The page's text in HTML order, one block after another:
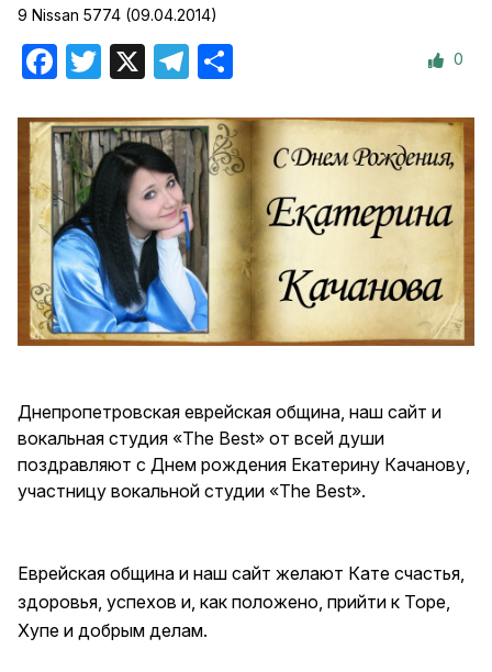
9 Nissan 5774 (09.04.2014)
Facebook
Twitter Telegram 0
Днепропетровская еврейская община, наш сайт и
вокальная студия «The Best» от всей души
поздравляют с Днем рождения Екатерину Качанову,
участницу вокальной студии «The Best».
Еврейская община и наш сайт желают Кате счастья,
здоровья, успехов и, как положено, прийти к Торе,
Хупе и добрым делам.